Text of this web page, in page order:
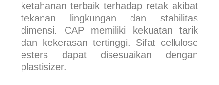
ketahanan terbaik terhadap retak akibat
tekanan lingkungan dan stabilitas
dimensi. CAP memiliki kekuatan tarik
dan kekerasan tertinggi. Sifat cellulose
esters dapat disesuaikan dengan
plastisizer.